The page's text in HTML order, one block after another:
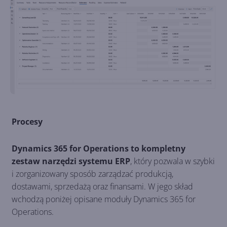
Procesy
Dynamics 365 for Operations to kompletny
zestaw narzędzi systemu ERP, który pozwala w szybki
i zorganizowany sposób zarządzać produkcją,
dostawami, sprzedażą oraz finansami. W jego skład
wchodzą poniżej opisane moduły Dynamics 365 for
Operations.